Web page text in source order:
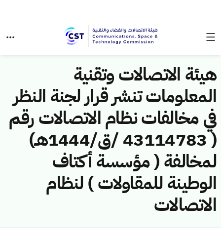
هيئة الاتصالات وتقنية
المعلومات تنشر قرار لجنة النظر
في مخالفات نظام الاتصالات رقم
( 43114783 /ق/1444هـ)
لمخالفة ( مؤسسة أكتاف
الوطينة للمقاولات ) لنظام
الاتصالات